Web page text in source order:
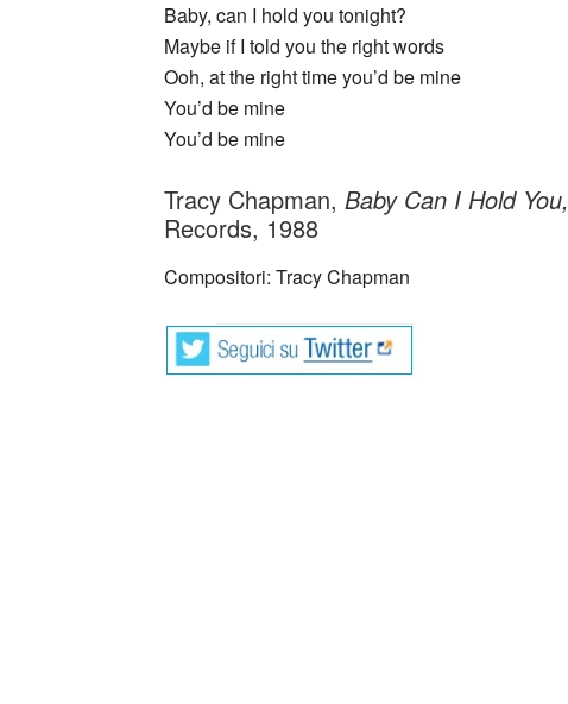
Baby, can I hold you tonight?
Maybe if I told you the right words
Ooh, at the right time you’d be mine
You’d be mine
You’d be mine
Tracy Chapman, Baby Can I Hold You,
Records, 1988
Compositori: Tracy Chapman